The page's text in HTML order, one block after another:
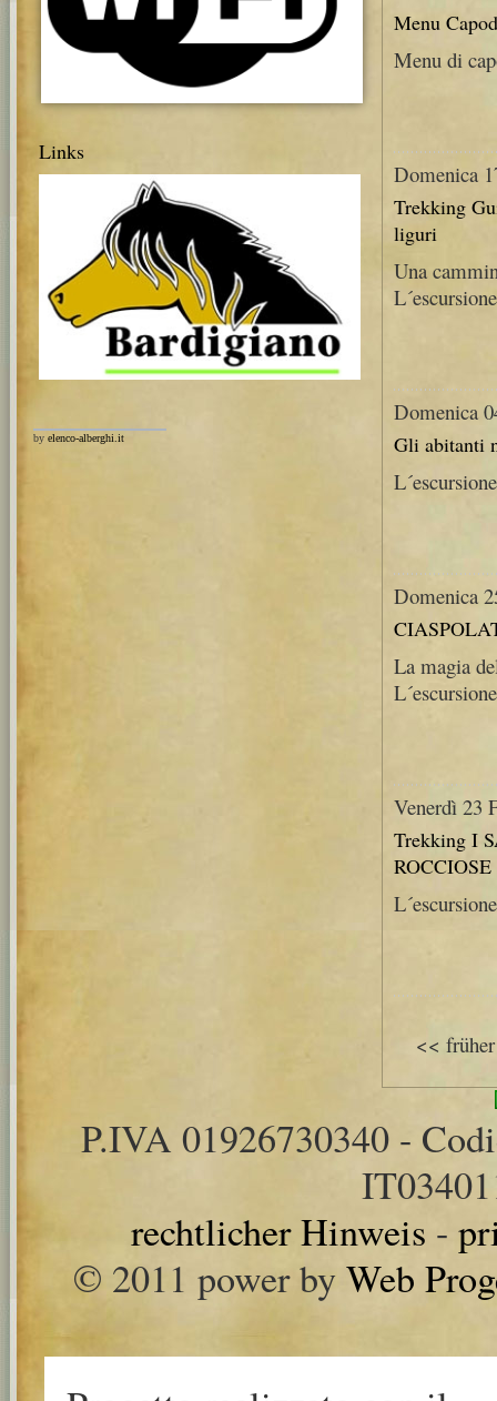
Links
by elenco-alberghi.it
Menu
Menu di
Domenica
Trekking
liguri
Una
Domenica
Gli abitanti
Domenica
La magia
Venerdì 23
Trekking I
<<
P.IVA 01926730340 -
rechtlicher Hinweis -
© 2011 power byWeb